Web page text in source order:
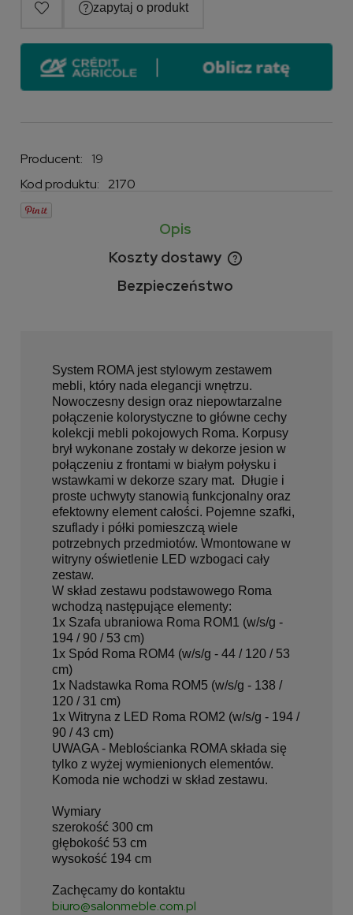
Producent:
19
Kod produktu:
2170
Opis
Koszty dostawy
Cena nie zawiera ewentualnych kosztów płatności
Bezpieczeństwo
System ROMA jest stylowym zestawem
mebli, który nada elegancji wnętrzu.
Nowoczesny design oraz niepowtarzalne
połączenie kolorystyczne to główne cechy
kolekcji mebli pokojowych Roma. Korpusy
brył wykonane zostały w dekorze jesion w
połączeniu z frontami w białym połysku i
wstawkami w dekorze szary mat. Długie i
proste uchwyty stanowią funkcjonalny oraz
efektowny element całości. Pojemne szafki,
szuflady i półki pomieszczą wiele
potrzebnych przedmiotów. Wmontowane w
witryny oświetlenie LED wzbogaci cały
zestaw.
W skład zestawu podstawowego Roma
wchodzą następujące elementy:
1x Szafa ubraniowa Roma ROM1 (w/s/g -
194 / 90 / 53 cm)
1x Spód Roma ROM4 (w/s/g - 44 / 120 / 53
cm)
1x Nadstawka Roma ROM5 (w/s/g - 138 /
120 / 31 cm)
1x Witryna z LED Roma ROM2 (w/s/g - 194 /
90 / 43 cm)
UWAGA - Meblościanka ROMA składa się
tylko z wyżej wymienionych elementów.
Komoda nie wchodzi w skład zestawu.
Wymiary
szerokość 300 cm
głębokość 53 cm
wysokość 194 cm
Zachęcamy do kontaktu
biuro@salonmeble.com.pl